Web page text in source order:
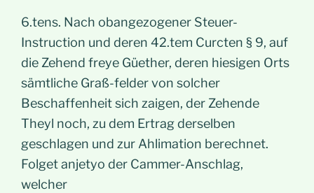
6.tens. Nach obangezogener Steuer-
Instruction und deren 42.tem Curcten § 9, auf
die Zehend freye Güether, deren hiesigen Orts
sämtliche Graß-felder von solcher
Beschaffenheit sich zaigen, der Zehende
Theyl noch, zu dem Ertrag derselben
geschlagen und zur Ahlimation berechnet.
Folget anjetyo der Cammer-Anschlag,
welcher